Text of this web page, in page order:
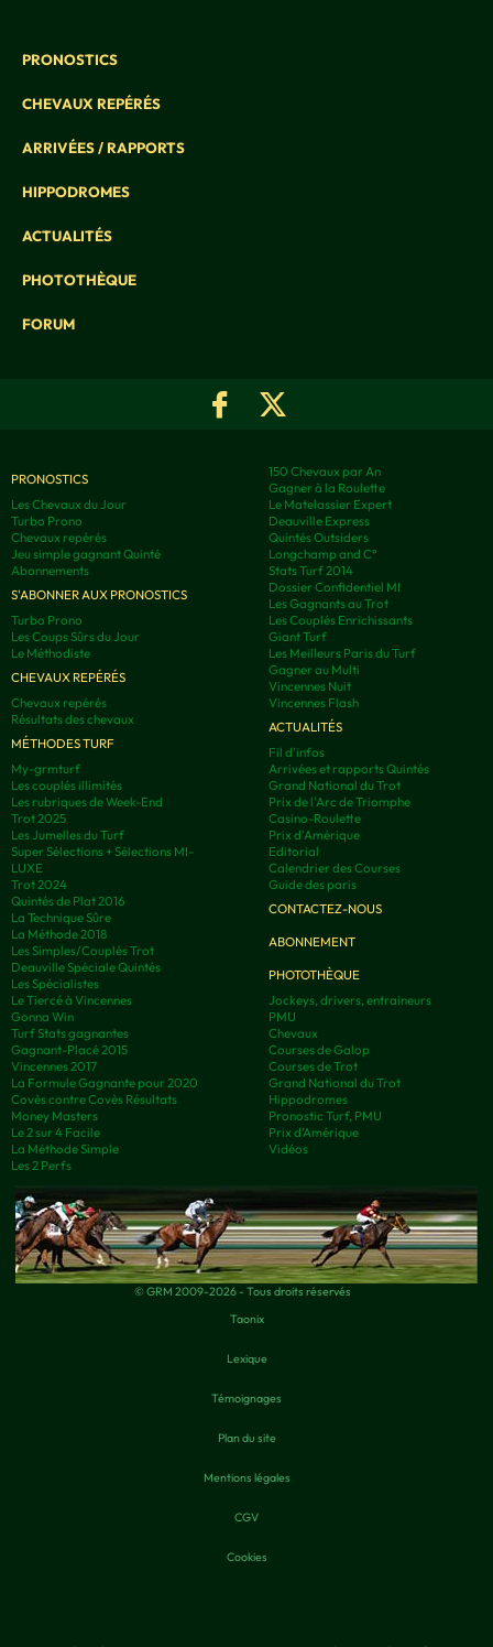
PRONOSTICS
CHEVAUX REPÉRÉS
ARRIVÉES / RAPPORTS
HIPPODROMES
ACTUALITÉS
PHOTOTHÈQUE
FORUM
PRONOSTICS
Les Chevaux du Jour
Turbo Prono
Chevaux repérés
Jeu simple gagnant Quinté
Abonnements
S'ABONNER AUX PRONOSTICS
Turbo Prono
Les Coups Sûrs du Jour
Le Méthodiste
CHEVAUX REPÉRÉS
Chevaux repérés
Résultats des chevaux
MÉTHODES TURF
My-grmturf
Les couplés illimités
Les rubriques de Week-End
Trot 2025
Les Jumelles du Turf
Super Sélections + Sélections MI-
LUXE
Trot 2024
Quintés de Plat 2016
La Technique Sûre
La Méthode 2018
Les Simples/Couplés Trot
Deauville Spéciale Quintés
Les Spécialistes
Le Tiercé à Vincennes
Gonna Win
Turf Stats gagnantes
Gagnant-Placé 2015
Vincennes 2017
La Formule Gagnante pour 2020
Covès contre Covès Résultats
Money Masters
Le 2 sur 4 Facile
La Méthode Simple
Les 2 Perfs
150 Chevaux par An
Gagner à la Roulette
Le Matelassier Expert
Deauville Express
Quintés Outsiders
Longchamp and C°
Stats Turf 2014
Dossier Confidentiel MI
Les Gagnants au Trot
Les Couplés Enrichissants
Giant Turf
Les Meilleurs Paris du Turf
Gagner au Multi
Vincennes Nuit
Vincennes Flash
ACTUALITÉS
Fil d'infos
Arrivées et rapports Quintés
Grand National du Trot
Prix de l'Arc de Triomphe
Casino-Roulette
Prix d'Amérique
Editorial
Calendrier des Courses
Guide des paris
CONTACTEZ-NOUS
ABONNEMENT
PHOTOTHÈQUE
Jockeys, drivers, entraineurs
PMU
Chevaux
Courses de Galop
Courses de Trot
Grand National du Trot
Hippodromes
Pronostic Turf, PMU
Prix d’Amérique
Vidéos
© GRM 2009-2026 - Tous droits réservés
Taonix
Lexique
Témoignages
Plan du site
Mentions légales
CGV
Cookies